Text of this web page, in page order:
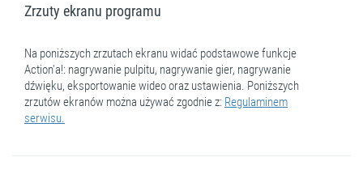
Zrzuty ekranu programu
Na poniższych zrzutach ekranu widać podstawowe funkcje
Action'a!: nagrywanie pulpitu, nagrywanie gier, nagrywanie
dźwięku, eksportowanie wideo oraz ustawienia. Poniższych
zrzutów ekranów można używać zgodnie z: Regulaminem
serwisu.